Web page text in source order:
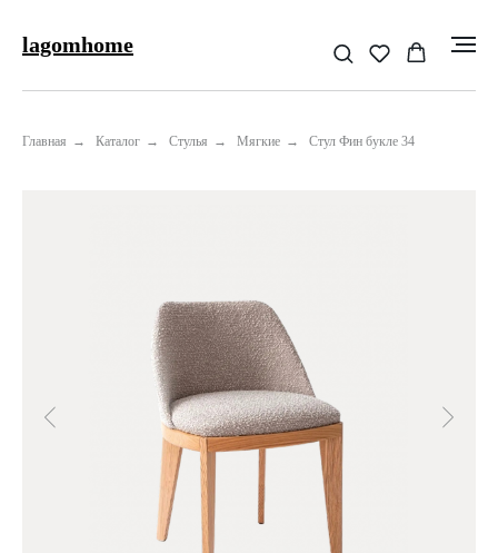
lagomhome
Главная → Каталог → Стулья → Мягкие → Стул Фин букле 34